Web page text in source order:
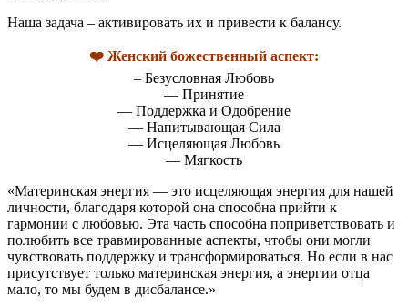
Наша задача – активировать их и привести к балансу.
❤️ Женский божественный аспект:
– Безусловная Любовь
— Принятие
— Поддержка и Одобрение
— Напитывающая Сила
— Исцеляющая Любовь
— Мягкость
«Материнская энергия — это исцеляющая энергия для нашей
личности, благодаря которой она способна прийти к
гармонии с любовью. Эта часть способна поприветствовать и
полюбить все травмированные аспекты, чтобы они могли
чувствовать поддержку и трансформироваться. Но если в нас
присутствует только материнская энергия, а энергии отца
мало, то мы будем в дисбалансе.»